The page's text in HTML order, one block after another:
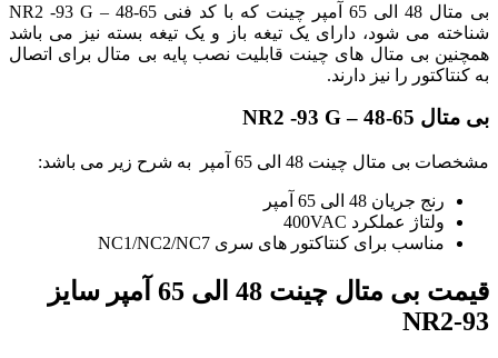
بی متال 48 الی 65 آمپر چینت که با کد فنی NR2 -93 G – 48-65
شناخته می شود، دارای یک تیغه باز و یک تیغه بسته نیز می باشد
همچنین بی متال های چینت قابلیت نصب پایه بی متال برای اتصال
به کنتاکتور را نیز دارند.
بی متال NR2 -93 G – 48-65
مشخصات بی متال چینت 48 الی 65 آمپر به شرح زیر می باشد:
رنج جریان 48 الی 65 آمپر
ولتاژ عملکرد 400VAC
مناسب برای کنتاکتور های سری NC1/NC2/NC7
قیمت بی متال چینت 48 الی 65 آمپر سایز
NR2-93